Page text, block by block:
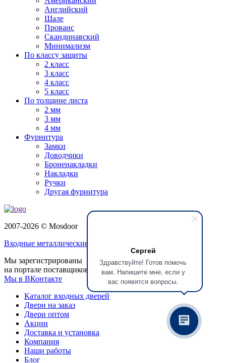
Сергей
Здравствуйте! Готов помочь
вам. Напишите мне, если у
вас появятся вопросы.
Английский
Шале
Прованс
Скандинавский
Минимализм
По классу защиты
2 класс
3 класс
4 класс
5 класс
По толщине листа
2 мм
3 мм
4 мм
Фурнитура
Замки
Доводчики
Броненакладки
Накладки
Ручки
Другая фурнитура
2007-2026 © Mosdoor
Входные металлические двери
Мы зарегистрированы
на портале поставщиков
Мы в ВКонтакте
Каталог входных дверей
Двери на заказ
Двери оптом
Акции
Доставка и установка
Компания
Наши работы
Блог